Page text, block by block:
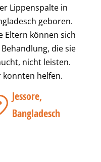
Lippenspalte in
geboren.
Eltern können sich
die sie
nicht leisten.
konnten helfen.
Jessore,
Bangladesch